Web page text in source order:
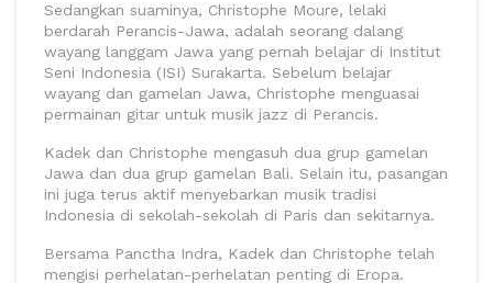
Sedangkan suaminya, Christophe Moure, lelaki
berdarah Perancis-Jawa, adalah seorang dalang
wayang langgam Jawa yang pernah belajar di Institut
Seni Indonesia (ISI) Surakarta. Sebelum belajar
wayang dan gamelan Jawa, Christophe menguasai
permainan gitar untuk musik jazz di Perancis.
Kadek dan Christophe mengasuh dua grup gamelan
Jawa dan dua grup gamelan Bali. Selain itu, pasangan
ini juga terus aktif menyebarkan musik tradisi
Indonesia di sekolah-sekolah di Paris dan sekitarnya.
Bersama Panctha Indra, Kadek dan Christophe telah
mengisi perhelatan-perhelatan penting di Eropa.